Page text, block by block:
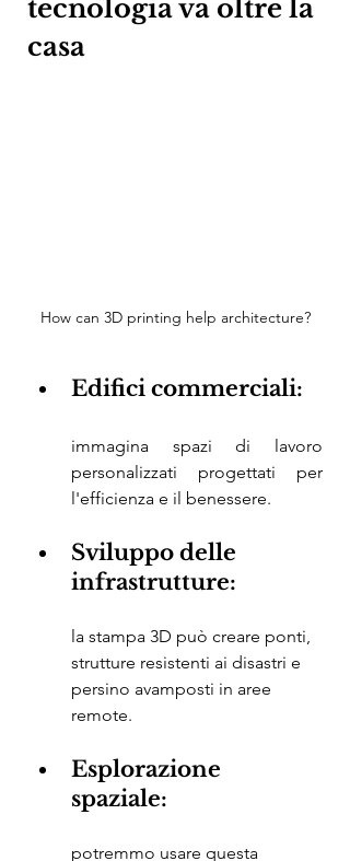
tecnologia va oltre la
casa
How can 3D printing help architecture?
Edifici commerciali:
immagina spazi di lavoro
personalizzati progettati per
l'efficienza e il benessere.
Sviluppo delle
infrastrutture:
la stampa 3D può creare ponti,
strutture resistenti ai disastri e
persino avamposti in aree
remote.
Esplorazione
spaziale:
potremmo usare questa